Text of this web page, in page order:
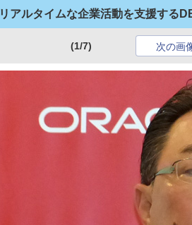
リアルタイムな企業活動を支援する
(1/7) 次の画